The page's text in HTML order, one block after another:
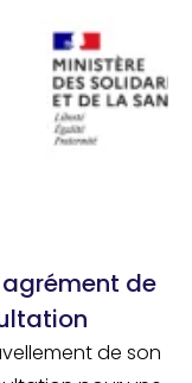
agrément de
de son